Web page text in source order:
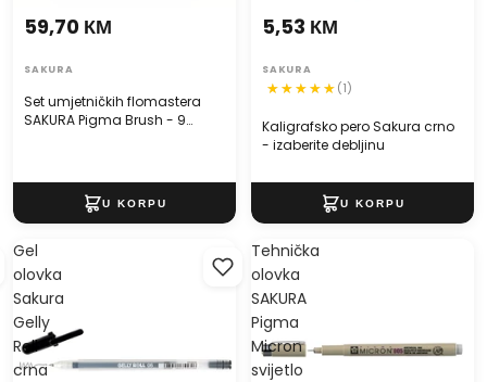
Set umjetničkih flomastera
SAKURA Pigma Brush - 9
59,70 КМ
SAKURA
Kaligrafsko pero Sakura crno
- izaberite debljinu
5,53 КМ
SAKURA
(1)
Gel
olovka
Sakura
Gelly
Roll
crna
Tehnička
olovka
SAKURA
Pigma
Micron
svijetlo